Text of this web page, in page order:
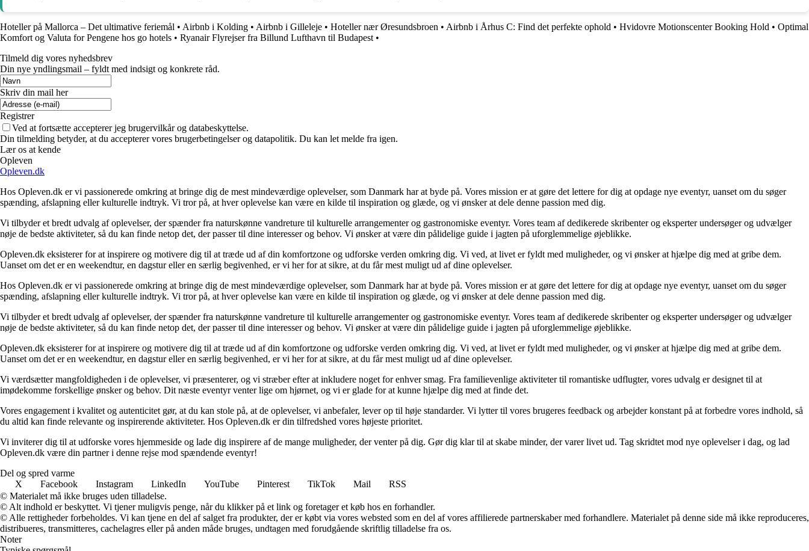
Hoteller på Mallorca – Det ultimative feriemål • Airbnb i Kolding • Airbnb i Gilleleje • Hoteller nær Øresundsbroen • Airbnb i Århus C: Find det perfekte ophold • Hvidovre Motionscenter Booking Hold • Optimal
Komfort og Valuta for Pengene hos go hotels • Ryanair Flyrejser fra Billund Lufthavn til Budapest •
Tilmeld dig vores nyhedsbrev
Din nye yndlingsmail – fyldt med indsigt og konkrete råd.
Skriv din mail her
Registrer
Ved at fortsætte accepterer jeg brugervilkår og databeskyttelse.
Din tilmelding betyder, at du accepterer vores brugerbetingelser og datapolitik. Du kan let melde fra igen.
Lær os at kende
Opleven
Opleven.dk
Hos Opleven.dk er vi passionerede omkring at bringe dig de mest mindeværdige oplevelser, som Danmark har at byde på. Vores mission er at gøre det lettere for dig at opdage nye eventyr, uanset om du søger
spænding, afslapning eller kulturelle indtryk. Vi tror på, at hver oplevelse kan være en kilde til inspiration og glæde, og vi ønsker at dele denne passion med dig.
Vi tilbyder et bredt udvalg af oplevelser, der spænder fra naturskønne vandreture til kulturelle arrangementer og gastronomiske eventyr. Vores team af dedikerede skribenter og eksperter undersøger og udvælger
nøje de bedste aktiviteter, så du kan finde netop det, der passer til dine interesser og behov. Vi ønsker at være din pålidelige guide i jagten på uforglemmelige øjeblikke.
Opleven.dk eksisterer for at inspirere og motivere dig til at træde ud af din komfortzone og udforske verden omkring dig. Vi ved, at livet er fyldt med muligheder, og vi ønsker at hjælpe dig med at gribe dem.
Uanset om det er en weekendtur, en dagstur eller en særlig begivenhed, er vi her for at sikre, at du får mest muligt ud af dine oplevelser.
Hos Opleven.dk er vi passionerede omkring at bringe dig de mest mindeværdige oplevelser, som Danmark har at byde på. Vores mission er at gøre det lettere for dig at opdage nye eventyr, uanset om du søger
spænding, afslapning eller kulturelle indtryk. Vi tror på, at hver oplevelse kan være en kilde til inspiration og glæde, og vi ønsker at dele denne passion med dig.
Vi tilbyder et bredt udvalg af oplevelser, der spænder fra naturskønne vandreture til kulturelle arrangementer og gastronomiske eventyr. Vores team af dedikerede skribenter og eksperter undersøger og udvælger
nøje de bedste aktiviteter, så du kan finde netop det, der passer til dine interesser og behov. Vi ønsker at være din pålidelige guide i jagten på uforglemmelige øjeblikke.
Opleven.dk eksisterer for at inspirere og motivere dig til at træde ud af din komfortzone og udforske verden omkring dig. Vi ved, at livet er fyldt med muligheder, og vi ønsker at hjælpe dig med at gribe dem.
Uanset om det er en weekendtur, en dagstur eller en særlig begivenhed, er vi her for at sikre, at du får mest muligt ud af dine oplevelser.
Vi værdsætter mangfoldigheden i de oplevelser, vi præsenterer, og vi stræber efter at inkludere noget for enhver smag. Fra familievenlige aktiviteter til romantiske udflugter, vores udvalg er designet til at
imødekomme forskellige ønsker og behov. Dit næste eventyr venter lige om hjørnet, og vi er glade for at kunne hjælpe dig med at finde det.
Vores engagement i kvalitet og autenticitet gør, at du kan stole på, at de oplevelser, vi anbefaler, lever op til høje standarder. Vi lytter til vores brugeres feedback og arbejder konstant på at forbedre vores indhold, så
du altid kan finde relevante og inspirerende aktiviteter. Hos Opleven.dk er din tilfredshed vores højeste prioritet.
Vi inviterer dig til at udforske vores hjemmeside og lade dig inspirere af de mange muligheder, der venter på dig. Gør dig klar til at skabe minder, der varer livet ud. Tag skridtet mod nye oplevelser i dag, og lad
Opleven.dk være din partner i denne rejse mod spændende eventyr!
Del og spred varme
X
Facebook Instagram LinkedIn YouTube Pinterest TikTok Mail
RSS
© Materialet må ikke bruges uden tilladelse.
© Alt indhold er beskyttet. Vi tjener muligvis penge, når du klikker på et link og foretager et køb hos en forhandler.
© Alle rettigheder forbeholdes. Vi kan tjene en del af salget fra produkter, der er købt via vores websted som en del af vores affilierede partnerskaber med forhandlere. Materialet på denne side må ikke reproduceres,
distribueres, transmitteres, cachelagres eller på anden måde bruges, undtagen med forudgående skriftlig tilladelse fra os.
Noter